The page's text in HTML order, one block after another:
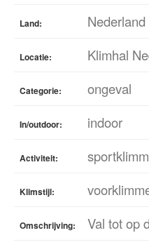
Land: Nederland
Locatie: Klimhal
Categorie: ongeval
In/outdoor: indoor
Activiteit:
Klimstijl:
Omschrijving: Val tot op